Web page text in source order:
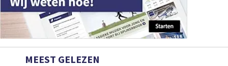
MEEST GELEZEN